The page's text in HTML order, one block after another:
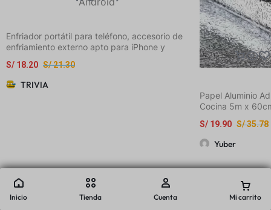
Enfriador portátil para teléfono, accesorio de
enfriamiento externo apto para iPhone y
S/21.30
S/ 18.20
TRIVIA
Papel Aluminio
Cocina 5m x
S/35.78
S/ 19.90
Yuber
-42%
Inicio Tienda Cuenta Mi carrito